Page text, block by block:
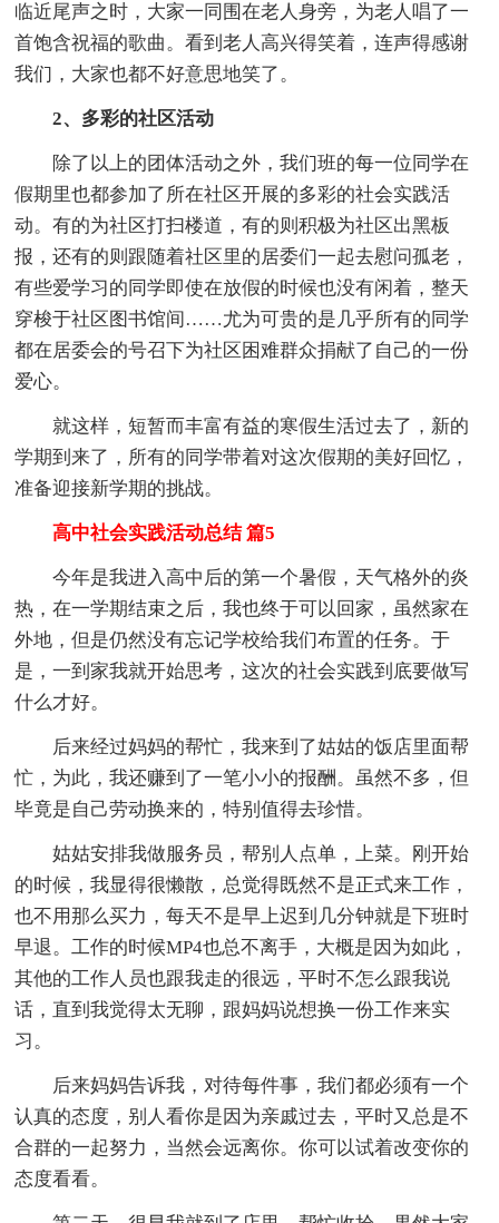
临近尾声之时，大家一同围在老人身旁，为老人唱了一
首饱含祝福的歌曲。看到老人高兴得笑着，连声得感谢
我们，大家也都不好意思地笑了。
2、多彩的社区活动
除了以上的团体活动之外，我们班的每一位同学在
假期里也都参加了所在社区开展的多彩的社会实践活
动。有的为社区打扫楼道，有的则积极为社区出黑板
报，还有的则跟随着社区里的居委们一起去慰问孤老，
有些爱学习的同学即使在放假的时候也没有闲着，整天
穿梭于社区图书馆间……尤为可贵的是几乎所有的同学
都在居委会的号召下为社区困难群众捐献了自己的一份
爱心。
就这样，短暂而丰富有益的寒假生活过去了，新的
学期到来了，所有的同学带着对这次假期的美好回忆，
准备迎接新学期的挑战。
高中社会实践活动总结 篇5
今年是我进入高中后的第一个暑假，天气格外的炎
热，在一学期结束之后，我也终于可以回家，虽然家在
外地，但是仍然没有忘记学校给我们布置的任务。于
是，一到家我就开始思考，这次的社会实践到底要做写
什么才好。
后来经过妈妈的帮忙，我来到了姑姑的饭店里面帮
忙，为此，我还赚到了一笔小小的报酬。虽然不多，但
毕竟是自己劳动换来的，特别值得去珍惜。
姑姑安排我做服务员，帮别人点单，上菜。刚开始
的时候，我显得很懒散，总觉得既然不是正式来工作，
也不用那么买力，每天不是早上迟到几分钟就是下班时
早退。工作的时候MP4也总不离手，大概是因为如此，
其他的工作人员也跟我走的很远，平时不怎么跟我说
话，直到我觉得太无聊，跟妈妈说想换一份工作来实
习。
后来妈妈告诉我，对待每件事，我们都必须有一个
认真的态度，别人看你是因为亲戚过去，平时又总是不
合群的一起努力，当然会远离你。你可以试着改变你的
态度看看。